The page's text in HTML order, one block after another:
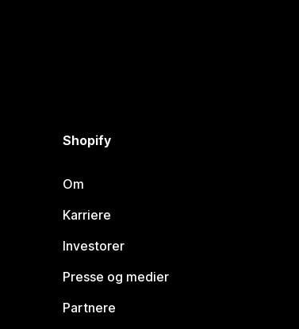
Shopify
Om
Karriere
Investorer
Presse og medier
Partnere